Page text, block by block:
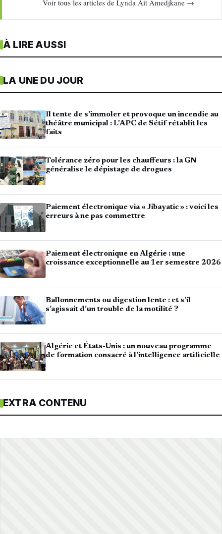
Voir tous les articles de Lynda Ait Amedjkane →
À LIRE AUSSI
LA UNE DU JOUR
Il tente de s’immoler et provoque un incendie au
théâtre municipal : L’APC de Sétif rétablit les
faits
Tolérance zéro pour les chauffeurs : la GN
généralise le dépistage de drogues
Paiement électronique via « Jibayatic » : voici les
erreurs à ne pas commettre
Paiement électronique en Algérie : une
croissance exceptionnelle au 1er semestre 2026
Ballonnements ou digestion lente : et s’il
s’agissait d’un trouble de la motilité ?
Algérie et États-Unis : un nouveau programme
de formation consacré à l’intelligence artificielle
EXTRA CONTENU